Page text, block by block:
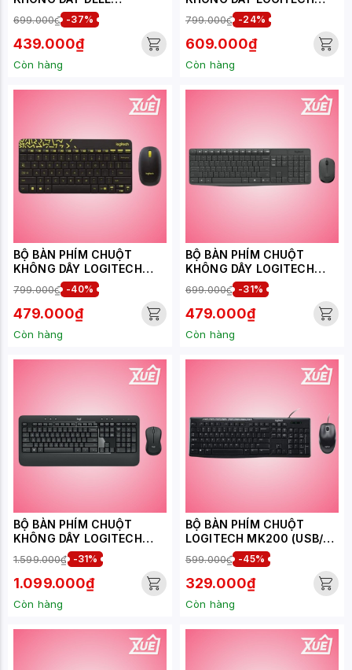
KM3322W (MÀU ĐEN)
699.000₫ -37%
439.000₫
Còn hàng
799.000₫ -24%
609.000₫
Còn hàng
BỘ BÀN PHÍM CHUỘT
KHÔNG DÂY LOGITECH
MK240 NANO WIRELESS
(USB/ĐEN)
799.000₫ -40%
479.000₫
Còn hàng
BỘ BÀN PHÍM CHUỘT
KHÔNG DÂY LOGITECH
MK235 WIRELESS (USB/
ĐEN)
699.000₫ -31%
479.000₫
Còn hàng
BỘ BÀN PHÍM CHUỘT
KHÔNG DÂY LOGITECH
MK540 (WIRELESS
2.4GHZ/ĐEN)
1.599.000₫ -31%
1.099.000₫
Còn hàng
BỘ BÀN PHÍM CHUỘT
LOGITECH MK200 (USB/
599.000₫ -45%
329.000₫
Còn hàng